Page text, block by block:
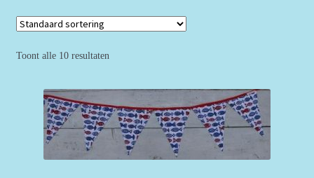
Toont alle 10 resultaten